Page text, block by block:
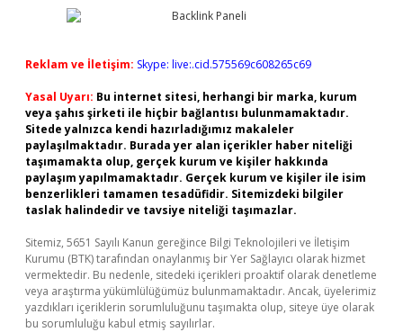
Reklam ve İletişim: Skype: live:.cid.575569c608265c69
Yasal Uyarı: Bu internet sitesi, herhangi bir marka, kurum
veya şahıs şirketi ile hiçbir bağlantısı bulunmamaktadır.
Sitede yalnızca kendi hazırladığımız makaleler
paylaşılmaktadır. Burada yer alan içerikler haber niteliği
taşımamakta olup, gerçek kurum ve kişiler hakkında
paylaşım yapılmamaktadır. Gerçek kurum ve kişiler ile isim
benzerlikleri tamamen tesadüfidir. Sitemizdeki bilgiler
taslak halindedir ve tavsiye niteliği taşımazlar.
Sitemiz, 5651 Sayılı Kanun gereğince Bilgi Teknolojileri ve İletişim
Kurumu (BTK) tarafından onaylanmış bir Yer Sağlayıcı olarak hizmet
vermektedir. Bu nedenle, sitedeki içerikleri proaktif olarak denetleme
veya araştırma yükümlülüğümüz bulunmamaktadır. Ancak, üyelerimiz
yazdıkları içeriklerin sorumluluğunu taşımakta olup, siteye üye olarak
bu sorumluluğu kabul etmiş sayılırlar.